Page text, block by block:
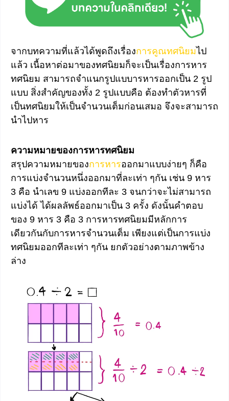
จากบทความที่แล้วได้พูดถึงเรื่องการคูณทศนิยมไป
แล้ว เนื้อหาต่อมาของทศนิยมก็จะเป็นเรื่องการหาร
ทศนิยม สามารถจำแนกรูปแบบารหารออกเป็น 2 รูป
แบบ สิ่งสำคัญของทั้ง 2 รูปแบบคือ ต้องทำตัวหารที่
เป็นทศนิยมให้เป็นจำนวนเต็มก่อนเสมอ จึงจะสามารถ
นำไปหาร
ความหมายของการหารทศนิยม
สรุปความหมายของการหารออกมาแบบง่ายๆ ก็คือ
การแบ่งจำนวนหนึ่งออกมาที่ละเท่า ๆกัน เช่น 9 หาร
3 คือ นำเลข 9 แบ่งออกทีละ 3 จนกว่าจะไม่สามารถ
แบ่งได้ ได้ผลลัพธ์ออกมาเป็น 3 ครั้ง ดังนั้นคำตอบ
ของ 9 หาร 3 คือ 3 การหารทศนิยมมีหลักการ
เดียวกันกับการหารจำนวนเต็ม เพียงแต่เป็นการแบ่ง
ทศนิยมออกทีละเท่า ๆกัน ยกตัวอย่างตามภาพข้าง
ล่าง